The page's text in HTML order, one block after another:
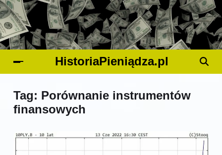
HistoriaPieniądza.pl
Tag: Porównanie instrumentów
finansowych